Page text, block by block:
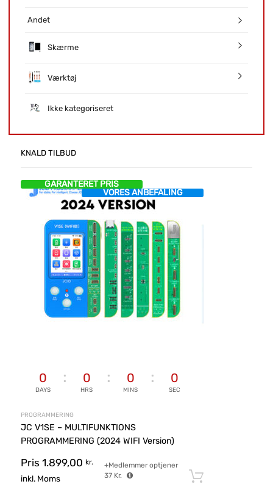
Andet
Skærme
Værktøj
Ikke kategoriseret
KNALD TILBUD
GARANTERET PRIS
VORES ANBEFALING
0
DAYS
0
HRS
0
MINS
0
SEC
PROGRAMMERING
JC V1SE – MULTIFUNKTIONS
PROGRAMMERING (2024 WIFI Version)
Pris 1.899,00 kr.
inkl. Moms
+Medlemmer optjener
37 Kr.